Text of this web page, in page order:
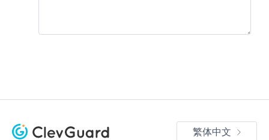
繁体中文